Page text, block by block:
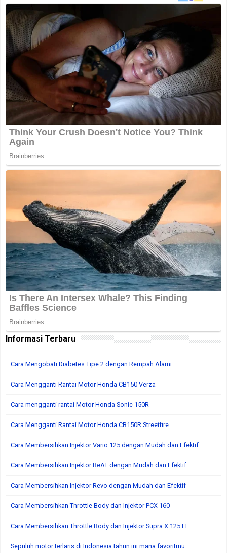
Informasi Terbaru
Cara Mengobati Diabetes Tipe 2 dengan Rempah Alami
Cara Mengganti Rantai Motor Honda CB150 Verza
Cara mengganti rantai Motor Honda Sonic 150R
Cara Mengganti Rantai Motor Honda CB150R Streetfire
Cara Membersihkan Injektor Vario 125 dengan Mudah dan Efektif
Cara Membersihkan Injektor BeAT dengan Mudah dan Efektif
Cara Membersihkan Injektor Revo dengan Mudah dan Efektif
Cara Membersihkan Throttle Body dan Injektor PCX 160
Cara Membersihkan Throttle Body dan Injektor Supra X 125 FI
Sepuluh motor terlaris di Indonesia tahun ini mana favoritmu